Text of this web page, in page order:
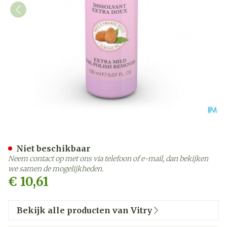
€ 10,61
Niet beschikbaar
Neem contact op met ons via telefoon of e-mail, dan bekijken
we samen de mogelijkheden.
Bekijk alle producten van Vitry